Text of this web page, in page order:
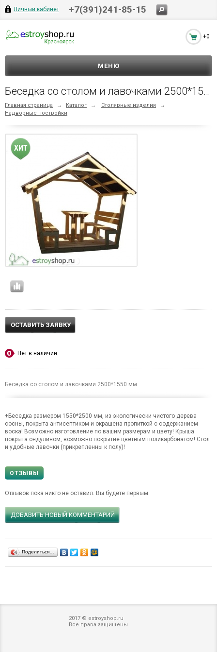
Личный кабинет +7(391)241-85-15
+0
МЕНЮ
Беседка со столом и лавочками 2500*1550 мм
Главная страница → Каталог → Столярные изделия
→
Надворные постройки
ОСТАВИТЬ ЗАЯВКУ
Нет в наличии
Беседка со столом и лавочками 2500*1550 мм
+Беседка размером 1550*2500 мм, из экологически чистого дерева
сосны, покрыта антисептиком и окрашена пропиткой с содержанием
воска! Возможно изготовление по вашим размерам и цвету! Крыша
покрыта ондулином, возможно покрытие цветным поликарбонатом! Стол
и удобные лавочки (прикрепленны к полу)!
ОТЗЫВЫ
Отзывов пока никто не оставил. Вы будете первым.
ДОБАВИТЬ НОВЫЙ КОММЕНТАРИЙ
Поделиться…
2017 © estroyshop.ru
Все права защищены